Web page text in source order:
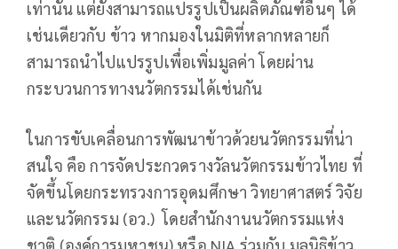
เท่านั้น แต่ยังสามารถแปรรูปเป็นผลิตภัณฑ์อื่นๆ ได้
เช่นเดียวกับ ข้าว หากมองในมิติที่หลากหลายก็
สามารถนำไปแปรรูปเพื่อเพิ่มมูลค่า โดยผ่าน
กระบวนการทางนวัตกรรมได้เช่นกัน
ในการขับเคลื่อนการพัฒนาข้าวด้วยนวัตกรรมที่น่า
สนใจ คือ การจัดประกวดรางวัลนวัตกรรมข้าวไทย ที่
จัดขึ้นโดยกระทรวงการอุดมศึกษา วิทยาศาสตร์ วิจัย
และนวัตกรรม (อว.) โดยสำนักงานนวัตกรรมแห่ง
ชาติ (องค์การมหาชน) หรือ NIA ร่วมกับ มูลนิธิข้าว